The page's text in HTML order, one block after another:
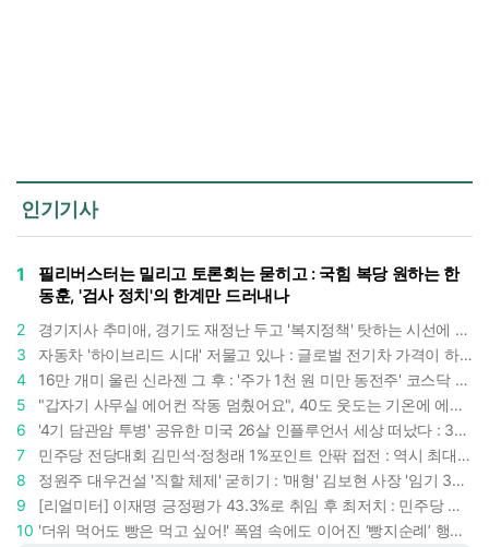
인기기사
1
필리버스터는 밀리고 토론회는 묻히고 : 국힘 복당 원하는 한
동훈, '검사 정치'의 한계만 드러내나
2
경기지사 추미애, 경기도 재정난 두고 '복지정책' 탓하는 시선에 정면 반박 : "고령자와 아이 인구 급증"
3
자동차 '하이브리드 시대' 저물고 있나 : 글로벌 전기차 가격이 하이브리드 차보다 낮아졌다
4
16만 개미 울린 신라젠 그 후 : '주가 1천 원 미만 동전주' 코스닥 38곳 코스피 10곳, 총 48곳 이르렀다
5
"갑자기 사무실 에어컨 작동 멈췄어요", 40도 웃도는 기온에 에어컨도 숨이 찬다
6
'4기 담관암 투병' 공유한 미국 26살 인플루언서 세상 떠났다 : 3년간 보여준 희망과 용기
7
민주당 전당대회 김민석·정청래 1%포인트 안팎 접전 : 역시 최대 승부처는 호남과 수도권
8
정원주 대우건설 '직할 체제' 굳히기 : '매형' 김보현 사장 '임기 3년' 받고 4개월 만에 물러났다
9
[리얼미터] 이재명 긍정평가 43.3%로 취임 후 최저치 : 민주당 지지도보다 대통령 지지율 낮아졌다
10
'더위 먹어도 빵은 먹고 싶어!' 폭염 속에도 이어진 ‘빵지순례’ 행렬 : 성심당이 대기 손님 위해 준비한 것들